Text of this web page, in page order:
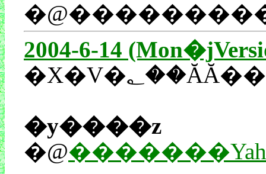
2004-6-14
�y����z
�@